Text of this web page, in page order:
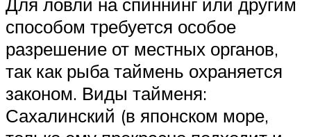
способом требуется особое
разрешение от местных органов,
так как рыба таймень охраняется
законом. Виды тайменя:
Сахалинский (в японском море,